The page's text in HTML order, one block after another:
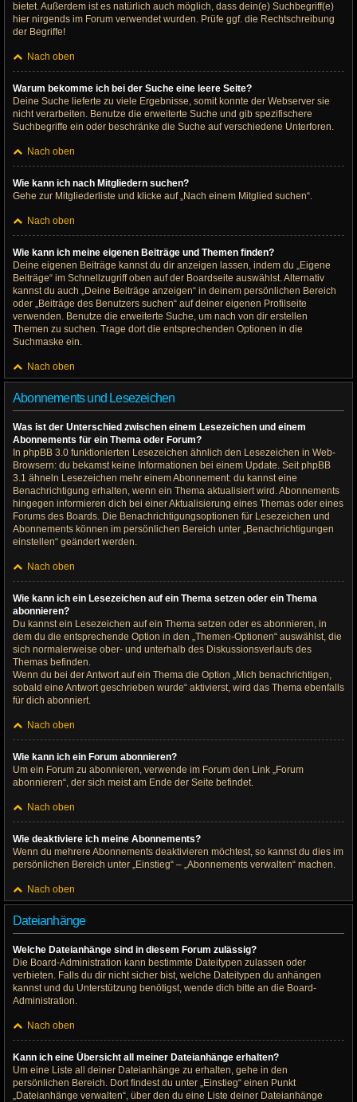
bietet. Außerdem ist es natürlich auch möglich, dass dein(e) Suchbegriff(e)
hier nirgends im Forum verwendet wurden. Prüfe ggf. die Rechtschreibung
der Begriffe!
Nach oben
Warum bekomme ich bei der Suche eine leere Seite?
Deine Suche lieferte zu viele Ergebnisse, somit konnte der Webserver sie
nicht verarbeiten. Benutze die erweiterte Suche und gib spezifischere
Suchbegriffe ein oder beschränke die Suche auf verschiedene Unterforen.
Nach oben
Wie kann ich nach Mitgliedern suchen?
Gehe zur Mitgliederliste und klicke auf „Nach einem Mitglied suchen“.
Nach oben
Wie kann ich meine eigenen Beiträge und Themen finden?
Deine eigenen Beiträge kannst du dir anzeigen lassen, indem du „Eigene
Beiträge“ im Schnellzugriff oben auf der Boardseite auswählst. Alternativ
kannst du auch „Deine Beiträge anzeigen“ in deinem persönlichen Bereich
oder „Beiträge des Benutzers suchen“ auf deiner eigenen Profilseite
verwenden. Benutze die erweiterte Suche, um nach von dir erstellen
Themen zu suchen. Trage dort die entsprechenden Optionen in die
Suchmaske ein.
Nach oben
Abonnements und Lesezeichen
Was ist der Unterschied zwischen einem Lesezeichen und einem
Abonnements für ein Thema oder Forum?
In phpBB 3.0 funktionierten Lesezeichen ähnlich den Lesezeichen in Web-
Browsern: du bekamst keine Informationen bei einem Update. Seit phpBB
3.1 ähneln Lesezeichen mehr einem Abonnement: du kannst eine
Benachrichtigung erhalten, wenn ein Thema aktualisiert wird. Abonnements
hingegen informieren dich bei einer Aktualisierung eines Themas oder eines
Forums des Boards. Die Benachrichtigungsoptionen für Lesezeichen und
Abonnements können im persönlichen Bereich unter „Benachrichtigungen
einstellen“ geändert werden.
Nach oben
Wie kann ich ein Lesezeichen auf ein Thema setzen oder ein Thema
abonnieren?
Du kannst ein Lesezeichen auf ein Thema setzen oder es abonnieren, in
dem du die entsprechende Option in den „Themen-Optionen“ auswählst, die
sich normalerweise ober- und unterhalb des Diskussionsverlaufs des
Themas befinden.
Wenn du bei der Antwort auf ein Thema die Option „Mich benachrichtigen,
sobald eine Antwort geschrieben wurde“ aktivierst, wird das Thema ebenfalls
für dich abonniert.
Nach oben
Wie kann ich ein Forum abonnieren?
Um ein Forum zu abonnieren, verwende im Forum den Link „Forum
abonnieren“, der sich meist am Ende der Seite befindet.
Nach oben
Wie deaktiviere ich meine Abonnements?
Wenn du mehrere Abonnements deaktivieren möchtest, so kannst du dies im
persönlichen Bereich unter „Einstieg“ – „Abonnements verwalten“ machen.
Nach oben
Dateianhänge
Welche Dateianhänge sind in diesem Forum zulässig?
Die Board-Administration kann bestimmte Dateitypen zulassen oder
verbieten. Falls du dir nicht sicher bist, welche Dateitypen du anhängen
kannst und du Unterstützung benötigst, wende dich bitte an die Board-
Administration.
Nach oben
Kann ich eine Übersicht all meiner Dateianhänge erhalten?
Um eine Liste all deiner Dateianhänge zu erhalten, gehe in den
persönlichen Bereich. Dort findest du unter „Einstieg“ einen Punkt
„Dateianhänge verwalten“, über den du eine Liste deiner Dateianhänge